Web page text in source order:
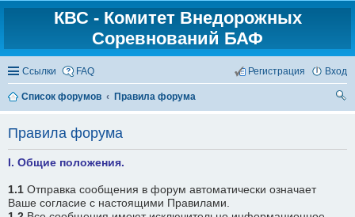
КВС - Комитет Внедорожных
Соревнований БАФ
Ссылки FAQ Вход
Регистрация
Список форумов
Правила форума
Правила форума
I. Общие положения.
1.1 Отправка сообщения в форум автоматически означает
Ваше согласие с настоящими Правилами.